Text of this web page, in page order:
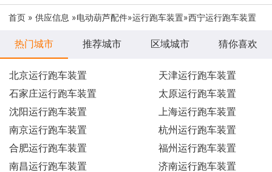
首页 » 供应信息 »电动葫芦配件»运行跑车装置»西宁运行跑车装置
热门城市 推荐城市 区域城市 猜你喜欢
北京运行跑车装置
天津运行跑车装置
石家庄运行跑车装置
太原运行跑车装置
沈阳运行跑车装置
上海运行跑车装置
南京运行跑车装置
杭州运行跑车装置
合肥运行跑车装置
福州运行跑车装置
南昌运行跑车装置
济南运行跑车装置